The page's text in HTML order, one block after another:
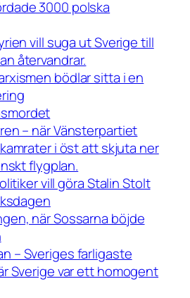
3000 polska
vill suga ut Sverige till
återvandrar.
bödlar sitta i en
– när Vänsterpartiet
i öst att skjuta ner
flygplan.
vill göra Stalin Stolt
när Sossarna böjde
– Sveriges farligaste
Sverige var ett homogent